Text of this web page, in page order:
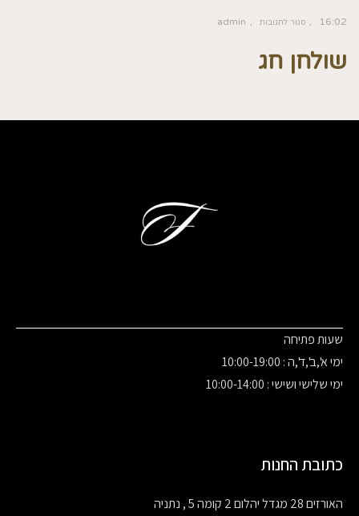
16:02 סגור לתגובות admin
שולחן חג
שעות פתיחה
ימי א',ב',ד',ה : 10:00-19:00
ימי שלישי ושישי : 10:00-14:00
כתובת החנות
האורזים 28 מגדל יהלום 2 קומה 5 , נתניה